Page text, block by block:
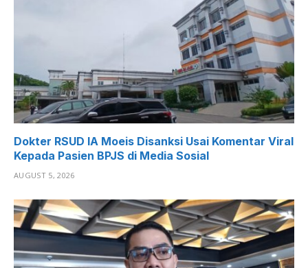
Dokter RSUD IA Moeis Disanksi Usai Komentar Viral
Kepada Pasien BPJS di Media Sosial
AUGUST 5, 2026